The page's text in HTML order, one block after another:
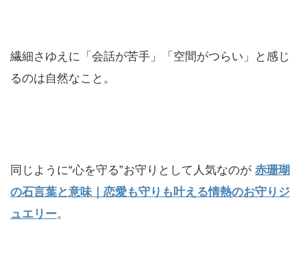
繊細さゆえに「会話が苦手」「空間がつらい」と感じ
るのは自然なこと。
同じように“心を守る”お守りとして人気なのが 赤珊瑚
の石言葉と意味｜恋愛も守りも叶える情熱のお守りジ
ュエリー。